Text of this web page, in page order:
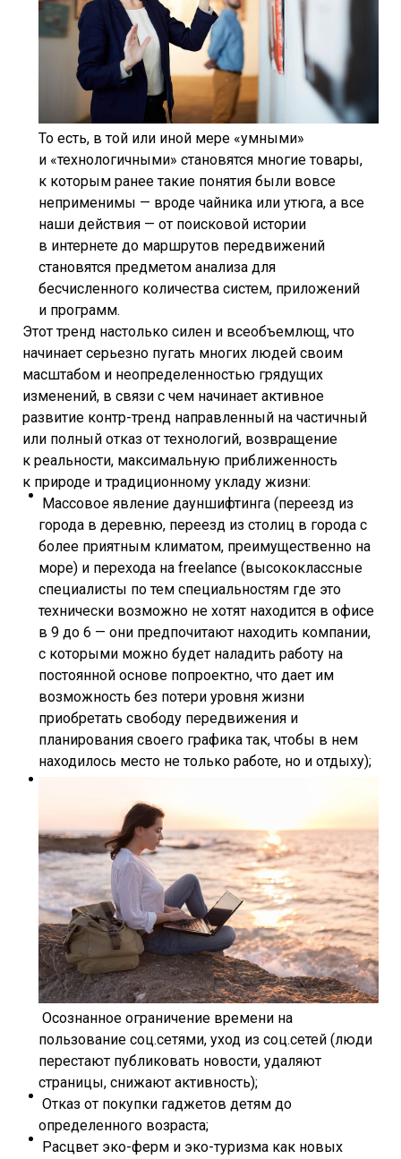
То есть, в той или иной мере «умными»
и «технологичными» становятся многие товары,
к которым ранее такие понятия были вовсе
неприменимы — вроде чайника или утюга, а все
наши действия — от поисковой истории
в интернете до маршрутов передвижений
становятся предметом анализа для
бесчисленного количества систем, приложений
и программ.
Этот тренд настолько силен и всеобъемлющ, что
начинает серьезно пугать многих людей своим
масштабом и неопределенностью грядущих
изменений, в связи с чем начинает активное
развитие контр-тренд направленный на частичный
или полный отказ от технологий, возвращение
к реальности, максимальную приближенность
к природе и традиционному укладу жизни:
Массовое явление дауншифтинга (переезд из
города в деревню, переезд из столиц в города с
более приятным климатом, преимущественно на
море) и перехода на freelance (высококлассные
специалисты по тем специальностям где это
технически возможно не хотят находится в офисе
в 9 до 6 — они предпочитают находить компании,
с которыми можно будет наладить работу на
постоянной основе попроектно, что дает им
возможность без потери уровня жизни
приобретать свободу передвижения и
планирования своего графика так, чтобы в нем
находилось место не только работе, но и отдыху);
Осознанное ограничение времени на
пользование соц.сетями, уход из соц.сетей (люди
перестают публиковать новости, удаляют
страницы, снижают активность);
Отказ от покупки гаджетов детям до
определенного возраста;
Расцвет эко-ферм и эко-туризма как новых